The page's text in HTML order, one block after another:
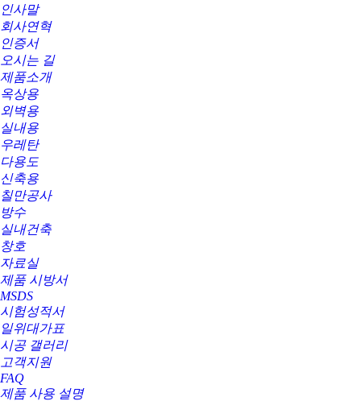
인사말
회사연혁
인증서
오시는 길
제품소개
옥상용
외벽용
실내용
우레탄
다용도
신축용
칠만공사
방수
실내건축
창호
자료실
제품 시방서
MSDS
시험성적서
일위대가표
시공 갤러리
고객지원
FAQ
제품 사용 설명